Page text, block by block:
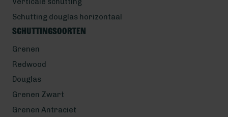
Schutting douglas horizontaal
Schuttingsoorten
Grenen
Redwood
Douglas
Grenen Zwart
Grenen Antraciet